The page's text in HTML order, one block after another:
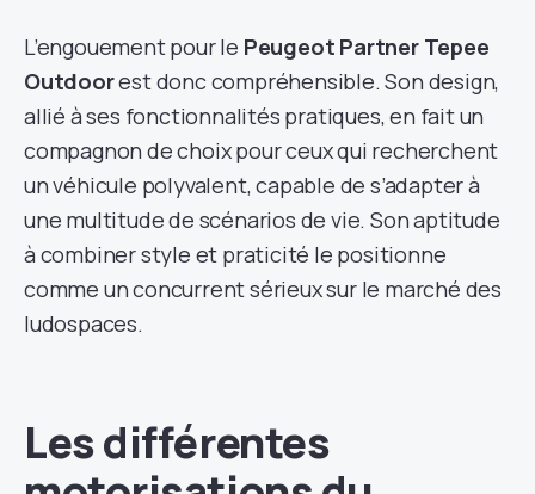
L’engouement pour le Peugeot Partner Tepee
Outdoorest donc compréhensible. Son design,
allié à ses fonctionnalités pratiques, en fait un
compagnon de choix pour ceux qui recherchent
un véhicule polyvalent, capable de s’adapter à
une multitude de scénarios de vie. Son aptitude
à combiner style et praticité le positionne
comme un concurrent sérieux sur le marché des
ludospaces.
Les différentes